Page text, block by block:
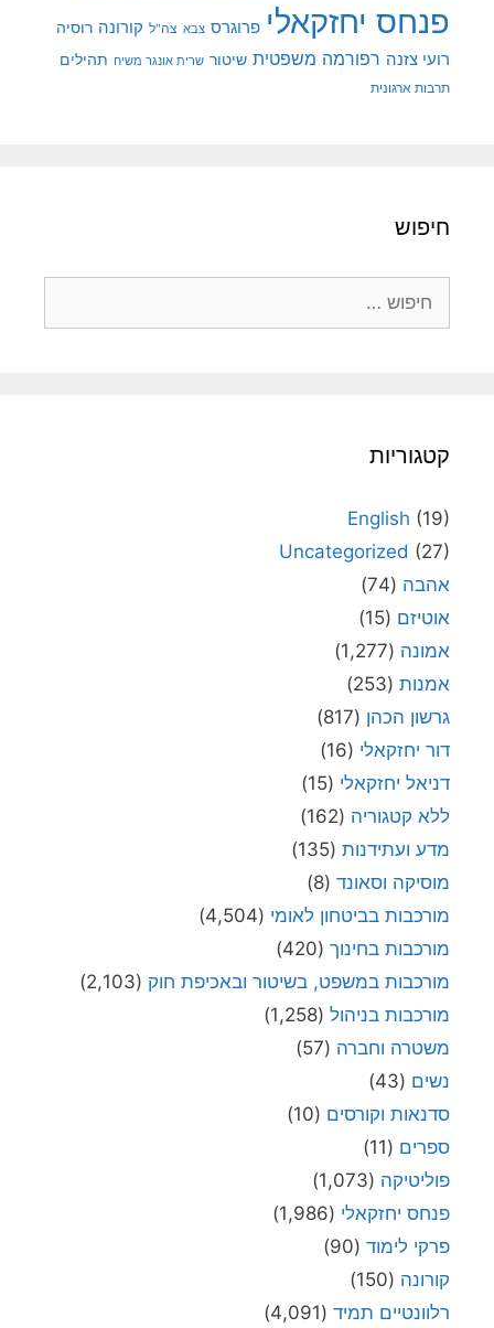
פנחס יחזקאלי פרוגרס צבא צה"ל קורונה רוסיה
רועי צזנה רפורמה משפטית שיטור שרית אונגר משיח תהילים
תרבות ארגונית
חיפוש
קטגוריות
English (19)
Uncategorized (27)
אהבה (74)
אוטיזם (15)
אמונה (1,277)
אמנות (253)
גרשון הכהן (817)
דור יחזקאלי (16)
דניאל יחזקאלי (15)
ללא קטגוריה (162)
מדע ועתידנות (135)
מוסיקה וסאונד (8)
מורכבות בביטחון לאומי (4,504)
מורכבות בחינוך (420)
מורכבות במשפט, בשיטור ובאכיפת חוק (2,103)
מורכבות בניהול (1,258)
משטרה וחברה (57)
נשים (43)
סדנאות וקורסים (10)
ספרים (11)
פוליטיקה (1,073)
פנחס יחזקאלי (1,986)
פרקי לימוד (90)
קורונה (150)
רלוונטיים תמיד (4,091)